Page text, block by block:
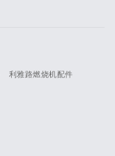
利雅路燃烧机配件